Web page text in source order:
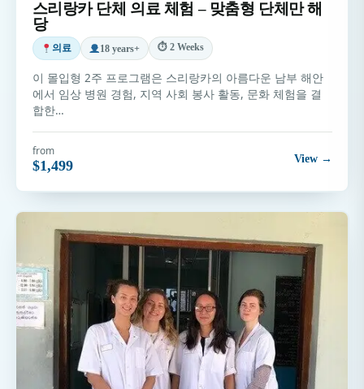
스리랑카 단체 의료 체험 – 맞춤형 단체만 해
당
의료 18 years+ ⏱ 2 Weeks
이 몰입형 2주 프로그램은 스리랑카의 아름다운 남부 해안
에서 임상 병원 경험, 지역 사회 봉사 활동, 문화 체험을 결
합한…
from
$1,499 View →